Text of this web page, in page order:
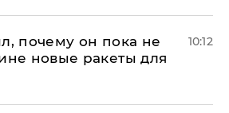
почему он пока не
новые ракеты для
10:12